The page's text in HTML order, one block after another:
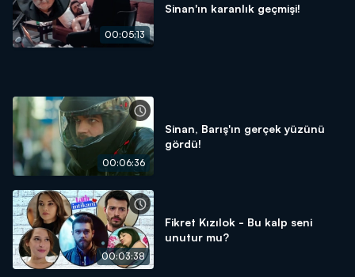
00:05:13
Sinan'ın karanlık geçmişi!
00:06:36
Sinan, Barış'ın gerçek yüzünü
gördü!
00:03:38
Fikret Kızılok - Bu kalp seni
unutur mu?